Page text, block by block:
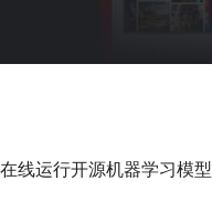
在线运行开源机器学习模型